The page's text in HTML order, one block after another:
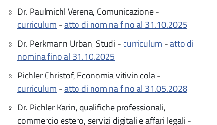
Dr. Paulmichl Verena, Comunicazione -
curriculum -atto di nomina fino al 31.10.2025
Dr. Perkmann Urban, Studi - curriculum -atto di
nomina fino al 31.10.2025
Pichler Christof, Economia vitivinicola -
curriculum -atto di nomina fino al 31.05.2028
Dr. Pichler Karin, qualifiche professionali,
commercio estero, servizi digitali e affari legali -